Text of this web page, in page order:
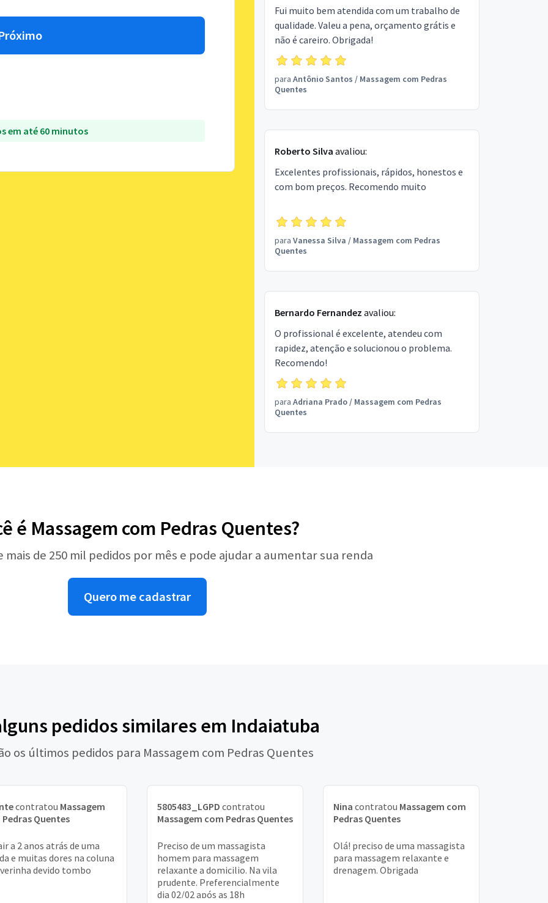
em até 60 minutos
Fui muito bem atendida com um trabalho de
qualidade. Valeu a pena, orçamento grátis e
não é careiro. Obrigada!
para Antônio Santos / Massagem com Pedras
Quentes
Roberto Silva avaliou:
Excelentes profissionais, rápidos, honestos e
com bom preços. Recomendo muito
para Vanessa Silva / Massagem com Pedras
Quentes
Bernardo Fernandez avaliou:
O profissional é excelente, atendeu com
rapidez, atenção e solucionou o problema.
Recomendo!
para Adriana Prado/ Massagem com Pedras
Quentes
é Massagem com Pedras Quentes?
mais de 250 mil pedidos por mês e pode ajudar a aumentar sua renda
Quero me cadastrar
pedidos similares em Indaiatuba
os últimos pedidos para Massagem com Pedras Quentes
contratou Massagem
Quentes
a 2 anos atrás de uma
e muitas dores na coluna
devido tombo
5805483_LGPD contratou
Massagem com Pedras Quentes
Preciso de um massagista
homem para massagem
relaxante a domicilio. Na vila
prudente. Preferencialmente
dia 02/02 após as 18h
Nina contratou Massagem com
Pedras Quentes
Olá! preciso de uma massagista
para massagem relaxante e
drenagem. Obrigada